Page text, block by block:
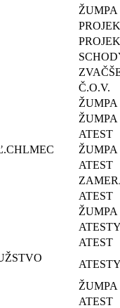
ŽUMPA
Č.O.V.
ŽUMPA
ŽUMPA
ATEST
ŽUMPA
ATEST
ATEST
ŽUMPA
ATEST
ŽUMPA
ATEST